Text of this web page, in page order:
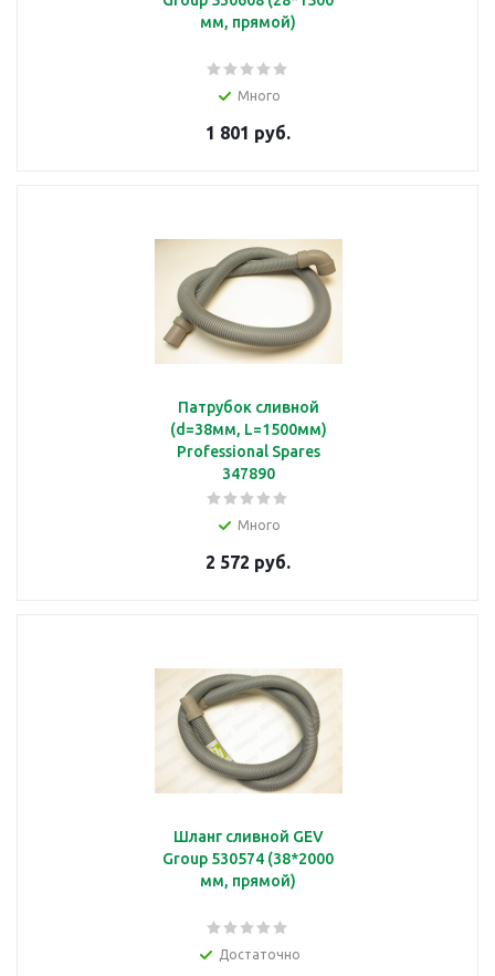
мм, прямой)
Много
1 801 руб.
Патрубок сливной
(d=38мм, L=1500мм)
Professional Spares
347890
Много
2 572 руб.
Шланг сливной GEV
Group 530574 (38*2000
мм, прямой)
Достаточно